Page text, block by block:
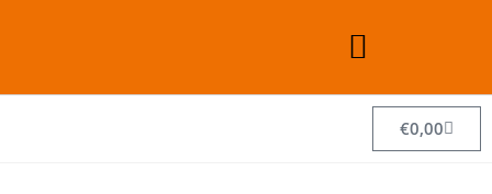
€0,00